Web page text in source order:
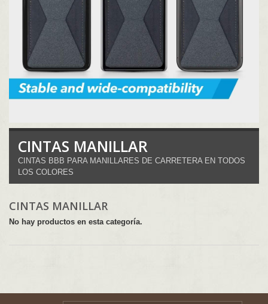
CINTAS MANILLAR
CINTAS BBB PARA MANILLARES DE CARRETERA EN TODOS
LOS COLORES
CINTAS MANILLAR
No hay productos en esta categoría.